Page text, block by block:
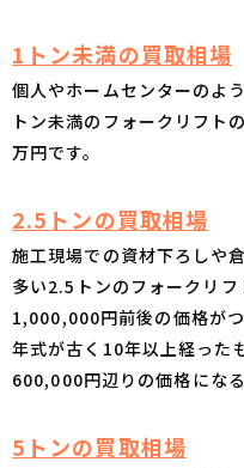
1トン未満の買取相場
個人やホームセンターのよ
トン未満のフォークリフ
万円です。
2.5トンの買取相場
施工現場での資材下ろしや
多い2.5トンのフォークリ
1,000,000円前後の価格がつ
年式が古く10年以上経った
600,000円辺りの価格にな
5トンの買取相場